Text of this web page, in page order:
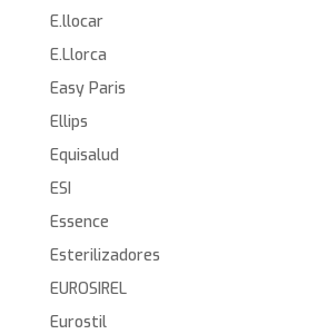
E.llocar
E.Llorca
Easy Paris
Ellips
Equisalud
ESI
Essence
Esterilizadores
EUROSIREL
Eurostil